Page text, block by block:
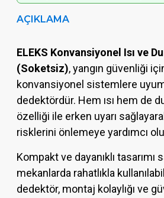
AÇIKLAMA
ELEKS Konvansiyonel Isı ve
(Soketsiz), yangın güvenliği
konvansiyonel sistemlere
dedektördür. Hem ısı hem de
özelliği ile erken uyarı
risklerini önlemeye yardımcı
Kompakt ve dayanıklı tasarımı
mekanlarda rahatlıkla
dedektör, montaj kolaylığı ve